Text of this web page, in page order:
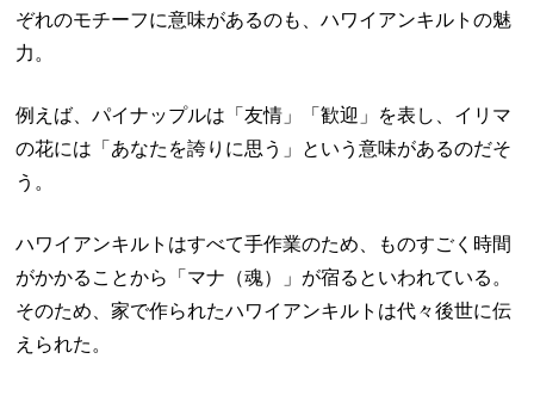
ぞれのモチーフに意味があるのも、ハワイアンキルトの魅
力。
例えば、パイナップルは「友情」「歓迎」を表し、イリマ
の花には「あなたを誇りに思う」という意味があるのだそ
う。
ハワイアンキルトはすべて手作業のため、ものすごく時間
がかかることから「マナ（魂）」が宿るといわれている。
そのため、家で作られたハワイアンキルトは代々後世に伝
えられた。